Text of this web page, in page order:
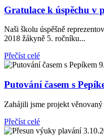
Gratulace k úspěchu v
Naši školu úspěšně
2018 žákyně 5. ročníku...
Přečíst celé
Putování časem s
Zahájili jsme projekt
Přečíst celé